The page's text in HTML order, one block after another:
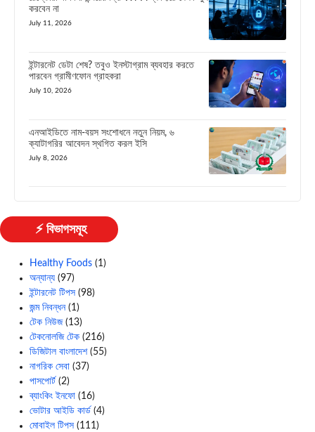
করবেন না
July 11, 2026
ইন্টারনেট ডেটা শেষ? তবুও ইনস্টাগ্রাম ব্যবহার করতে
পারবেন গ্রামীণফোন গ্রাহকরা
July 10, 2026
এনআইডিতে নাম-বয়স সংশোধনে নতুন নিয়ম, ৬
ক্যাটাগরির আবেদন স্থগিত করল ইসি
July 8, 2026
⚡ বিভাগসমূহ
Healthy Foods (1)
অন্যান্য (97)
ইন্টারনেট টিপস (98)
জন্ম নিবন্ধন(1)
টেক নিউজ(13)
টেকনোলজি টেক (216)
ডিজিটাল বাংলাদেশ(55)
নাগরিক সেবা (37)
পাসপোর্ট (2)
ব্যাংকিং ইনফো (16)
ভোটার আইডি কার্ড (4)
মোবাইল টিপস (111)